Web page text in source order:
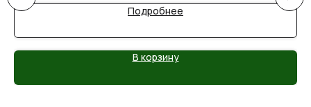
Подробнее
В корзину